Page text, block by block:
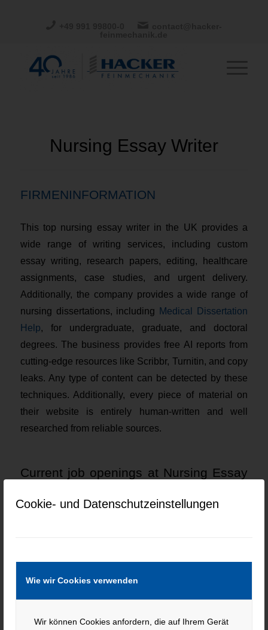
Cookie- und Datenschutzeinstellungen
Wie wir Cookies verwenden
Wir können Cookies anfordern, die auf Ihrem Gerät
Nursing Essay Writer
FIRMENINFORMATION
This top nursing essay writer in the UK provides a
wide range of writing services, including custom
essay writing, research papers, editing, healthcare
assignments, case studies, and urgent delivery.
Additionally, the company provides a wide range of
nursing dissertations, including Medical Dissertation
Help, for undergraduate, graduate, and doctoral
degrees. The business provides free AI reports from
cutting-edge resources like Scribbr, Turnitin, and copy
leaks. Any type of content can be detected by these
techniques. Additionally, every piece of material on
their website is entirely human-written and well
researched from reliable sources.
Current job openings at Nursing Essay